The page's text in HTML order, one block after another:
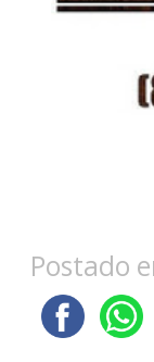
Postado